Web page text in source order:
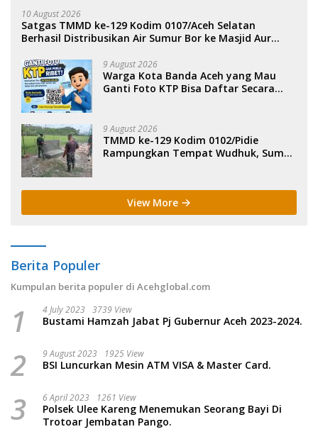
10 August 2026
Satgas TMMD ke-129 Kodim 0107/Aceh Selatan
Berhasil Distribusikan Air Sumur Bor ke Masjid Aur
9 August 2026
Warga Kota Banda Aceh yang Mau
Ganti Foto KTP Bisa Daftar Secara
9 August 2026
TMMD ke-129 Kodim 0102/Pidie
Rampungkan Tempat Wudhuk, Sumur
View More
Berita Populer
Kumpulan berita populer di Acehglobal.com
1 4 July 2023 3739 View
Bustami Hamzah Jabat Pj Gubernur Aceh 2023-2024.
2 9 August 2023 1925 View
BSI Luncurkan Mesin ATM VISA & Master Card.
3 6 April 2023 1261 View
Polsek Ulee Kareng Menemukan Seorang Bayi Di
Trotoar Jembatan Pango.